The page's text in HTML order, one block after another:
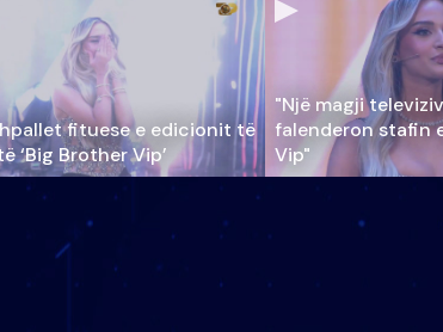
fituese e edicionit të
‘Big Brother Vip’
"Një magji
falenderon stafin
Vip"